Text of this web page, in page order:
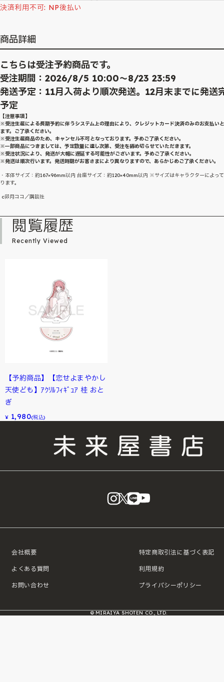
決済利用不可: NP後払い
商品詳細
こちらは受注予約商品です。
受注期間：2026/8/5 10:00～8/23 23:59
発送予定：11月入荷より順次発送。12月末までに発送
予定
【注意事項】
※受注生産による長期予約に伴うシステム上の理由により、クレジットカード決済のみのお支払い
ます。ご了承ください。
※受注生産商品のため、キャンセル不可となっております。予めご了承ください。
※一部商品につきましては、予定数量に達し次第、受注を締め切らせていただきます。
※受注状況により、発送が大幅に遅延する可能性がございます。予めご了承ください。
※発送は順次行います。発送時期がお客さまにより異なりますので、あらかじめご了承ください。
・本体サイズ：約167×96mm以内 台座サイズ：約120×40mm以内 ※サイズはキャラクターによっ
ります。
c卯月ココ／講談社
閲覧履歴
Recently Viewed
【予約商品】【恋せよまやかし
天使ども】ｱｸﾘﾙﾌｨｷﾞｭｱ 桂 おと
ぎ
¥ 1,980(税込)
instagram
X LINE
会社概要
よくある質問
お問い合わせ
特定商取引法に基づく表記
利用規約
プライバシーポリシー
© MIRAIYA SHOTEN CO., LTD.